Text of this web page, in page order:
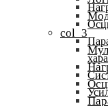
col_3